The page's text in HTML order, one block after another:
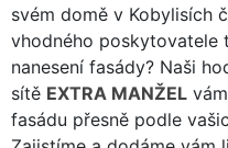
svém domě v Kobylisích
vhodného poskytovatele
nanesení fasády? Naši
sítě EXTRA MANŽEL
fasádu přesně podle